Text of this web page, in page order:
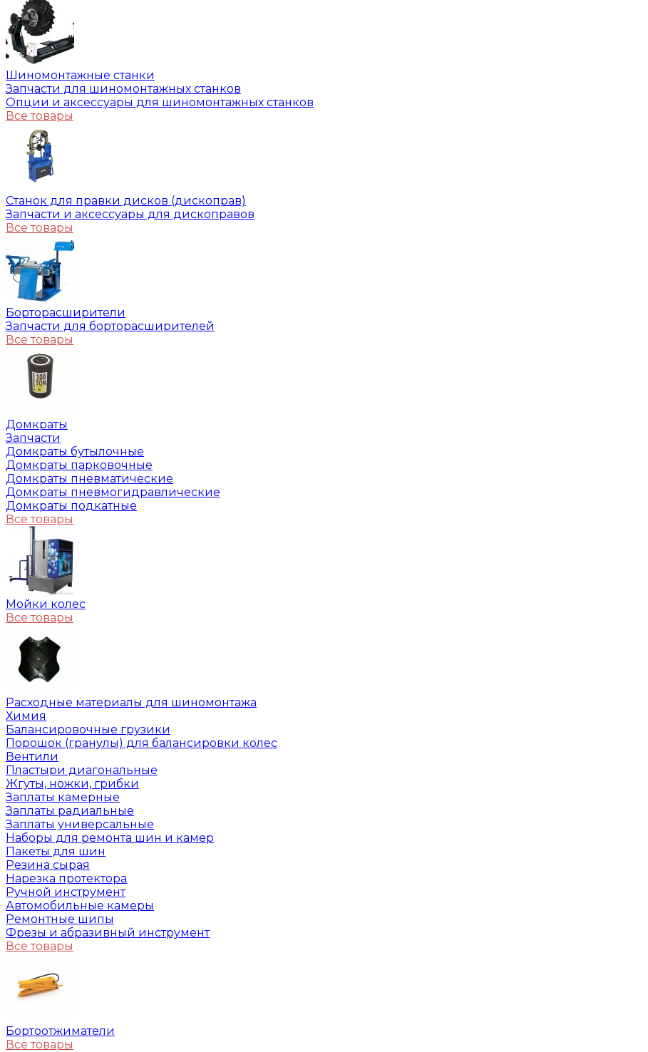
Шиномонтажные станки
Запчасти для шиномонтажных станков
Опции и аксессуары для шиномонтажных станков
Все товары
Станок для правки дисков (дископрав)
Запчасти и аксессуары для дископравов
Все товары
Борторасширители
Запчасти для борторасширителей
Все товары
Домкраты
Запчасти
Домкраты бутылочные
Домкраты парковочные
Домкраты пневматические
Домкраты пневмогидравлические
Домкраты подкатные
Все товары
Мойки колес
Все товары
Расходные материалы для шиномонтажа
Химия
Балансировочные грузики
Порошок (гранулы) для балансировки колес
Вентили
Пластыри диагональные
Жгуты, ножки, грибки
Заплаты камерные
Заплаты радиальные
Заплаты универсальные
Наборы для ремонта шин и камер
Пакеты для шин
Резина сырая
Нарезка протектора
Ручной инструмент
Автомобильные камеры
Ремонтные шипы
Фрезы и абразивный инструмент
Все товары
Бортоотжиматели
Все товары